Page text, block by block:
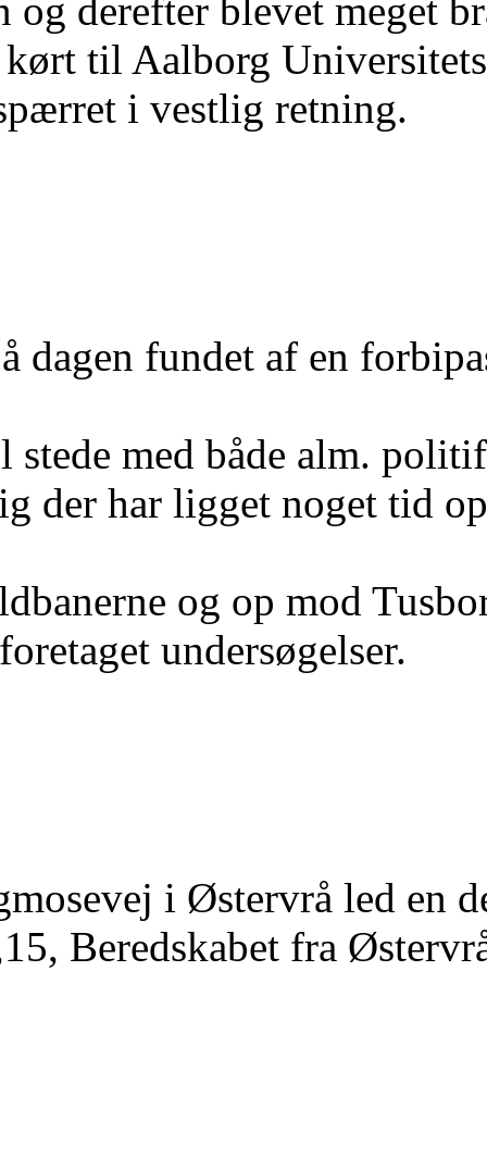
derefter blevet meget
til Aalborg
i vestlig retning.
fundet af en
med både alm.
der har ligget noget tid
og op mod
undersøgelser.
i Østervrå led en
Beredskabet fra